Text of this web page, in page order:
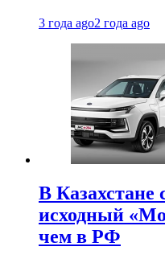
3 года ago2 года ago
В Казахстане
исходный
чем в РФ